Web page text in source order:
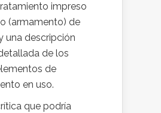
impreso
(armamento) de
una descripción
de los
de
en uso.
que podría